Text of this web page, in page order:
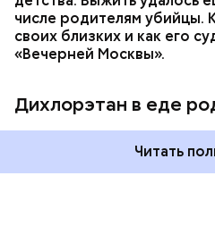
числе родителям убийцы.
своих близких и как его
«Вечерней Москвы».
Дихлорэтан в еде
Читать
— Личность
полицией принимаются
Республике Дагестан.